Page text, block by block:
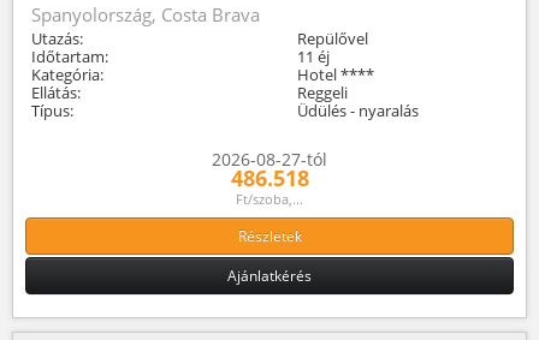
Spanyolország, Costa Brava
Utazás:
Repülővel
Időtartam:
11 éj
Kategória:
Hotel ****
Ellátás:
Reggeli
Típus:
Üdülés - nyaralás
2026-08-27-tól
486.518
Ft/szoba,...
Részletek
Ajánlatkérés